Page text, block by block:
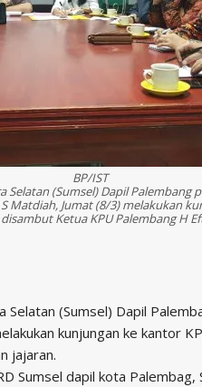
BP/IST
Selatan (Sumsel) Dapil Palembang
Matdiah, Jumat (8/3) melakukan
Ketua KPU Palembang H
Selatan (Sumsel) Dapil
kunjungan ke kantor
jajaran.
Sumsel dapil kota